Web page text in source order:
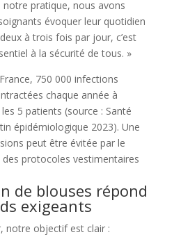
pratique, nous avons
évoquer leur quotidien
à trois fois par jour, c’est
à la sécurité de tous. »
750 000 infections
chaque année à
5 patients (source : Santé
épidémiologique 2023). Une
peut être évitée par le
protocoles vestimentaires
de blouses répond
exigeants
notre objectif est clair :